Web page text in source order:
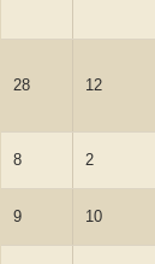
28 12
8 2
9 10